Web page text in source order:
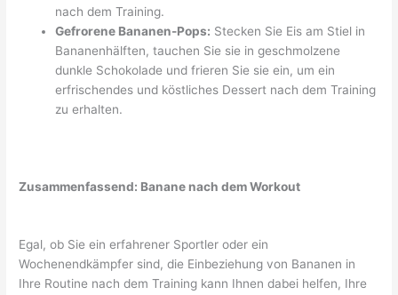
nach dem Training.
Gefrorene Bananen-Pops: Stecken Sie Eis am Stiel in
Bananenhälften, tauchen Sie sie in geschmolzene
dunkle Schokolade und frieren Sie sie ein, um ein
erfrischendes und köstliches Dessert nach dem Training
zu erhalten.
Zusammenfassend: Banane nach dem Workout
Egal, ob Sie ein erfahrener Sportler oder ein
Wochenendkämpfer sind, die Einbeziehung von Bananen in
Ihre Routine nach dem Training kann Ihnen dabei helfen, Ihre